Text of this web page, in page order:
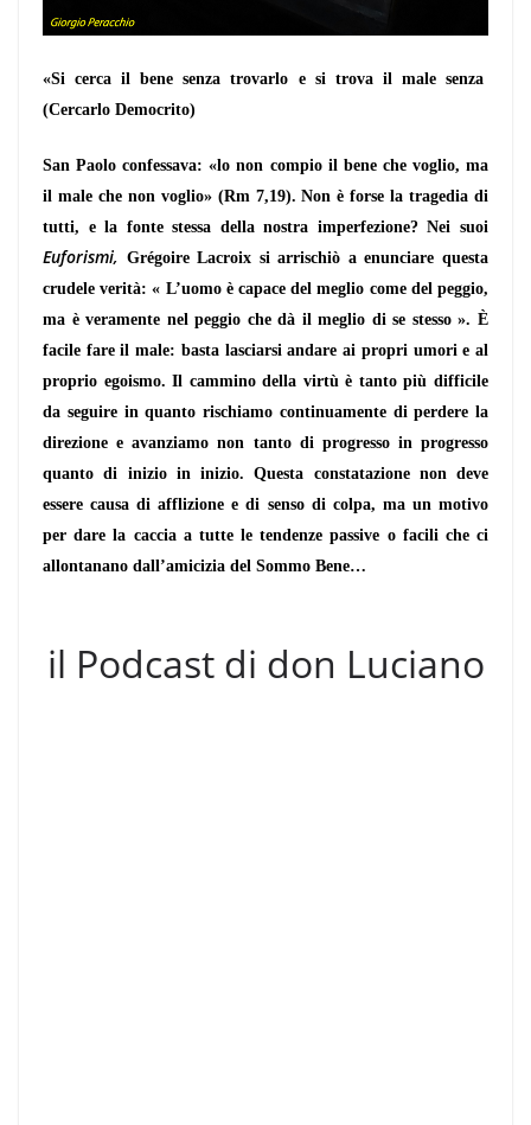
«Si cerca il bene senza trovarlo e si trova il male senza
(Cercarlo Democrito)
San Paolo confessava: «lo non compio il bene che voglio, ma
il male che non voglio» (Rm 7,19). Non è forse la tragedia di
tutti, e la fonte stessa della nostra imperfezione? Nei suoi
Euforismi, Grégoire Lacroix si arrischiò a enunciare questa
crudele verità: « L’uo­mo è capace del meglio come del peggio,
ma è ve­ramente nel peggio che dà il meglio di se stesso ». È
facile fare il male: basta lasciarsi andare ai propri umori e al
proprio egoismo. Il cammino della virtù è tanto più difficile
da seguire in quanto rischiamo continuamente di perdere la
direzione e avanziamo non tanto di progresso in progresso
quanto di inizio in inizio. Questa constatazione non deve
essere cau­sa di afflizione e di senso di colpa, ma un motivo
per dare la caccia a tutte le tendenze passive o facili che ci
allontanano dall’amicizia del Sommo Bene…
il Podcast di don Luciano